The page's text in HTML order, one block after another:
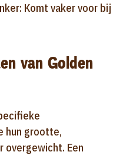
Komt vaker voor bij
van Golden
hun grootte,
overgewicht. Een